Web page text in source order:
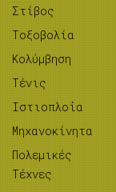
Στίβος
Tοξοβολία
Κολύμβηση
Τένις
Ιστιοπλοΐα
Μηχανοκίνητα
Πολεμικές
Τέχνες